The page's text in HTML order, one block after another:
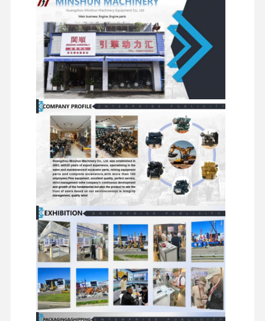
মিতসুবিশি ইঞ্জিন
এক্সকাভেটর ইঞ্জিন
ইঞ্জিন পুনর্নির্মাণের কিট
ইনজেকশন পাম্প
টার্বোচার্জার সমাবেশ
অন্যান্য ইঞ্জিন যন্ত্রাংশ
বৈদ্যুতিন নিয়ন্ত্রণ ব্যবস্থা
ইঞ্জিনের বৈদ্যুতিক উপাদান
ইঞ্জিন জ্বালানী সিস্টেম
খননকারী হাইড্রোলিক যন্ত্রাংশ
খননকারী খুচরা যন্ত্রাংশ
সুইভেল
উপাদান
ডিস্ট্রিবিউটর
ভালভ
ভ্রমণ মোটর
সমন্বয়
চ্যাসির উপাদান এবং
অন্যান্য আনুষাঙ্গিক